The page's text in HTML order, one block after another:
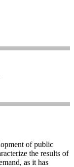
of public
the results of
as it has